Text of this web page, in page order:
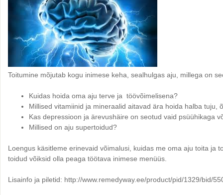
Toitumine mõjutab kogu inimese keha, sealhulgas aju, millega on
Kuidas hoida oma aju terve ja töövõimelisena?
Millised vitamiinid ja mineraalid aitavad ära hoida halba
Kas depressioon ja ärevushäire on seotud vaid psüühikaga
Millised on aju supertoidud?
Loengus käsitleme erinevaid võimalusi, kuidas me oma aju toita ja
toidud võiksid olla peaga töötava inimese menüüs.
Lisainfo ja piletid: http://www.remedyway.ee/product/pid/1329/bid/